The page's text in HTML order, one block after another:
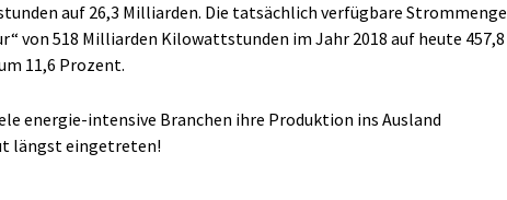
auf 26,3 Milliarden. Die tatsächlich verfügbare Strommenge
von 518 Milliarden Kilowattstunden im Jahr 2018 auf heute 457,8
11,6 Prozent.
energie-intensive Branchen ihre Produktion ins Ausland
längst eingetreten!